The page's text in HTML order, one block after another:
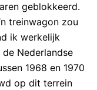
geblokkeerd.
treinwagon zou
ik werkelijk
Nederlandse
1968 en 1970
op dit terrein